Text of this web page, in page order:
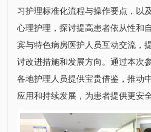
习护理标准化流程与操作要点，以
心理护理，探讨提高患者依从性和
宾与特色病房医护人员互动交流，
讨改进措施和发展方向。通过本次
各地护理人员提供宝贵借鉴，推动
应用和持续发展，为患者提供更安